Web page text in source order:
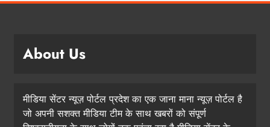
About Us
मीडिया सेंटर न्यूज़ पोर्टल प्रदेश का एक जाना माना न्यूज़ पोर्टल है
जो अपनी सशक्त मीडिया टीम के साथ खबरों को संपूर्ण